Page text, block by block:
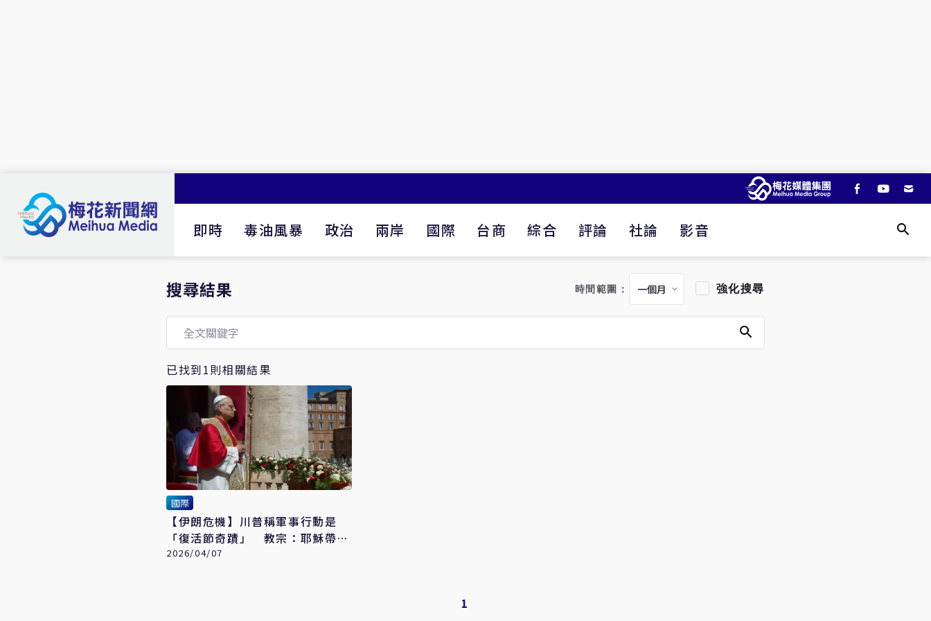
即時 毒油風暴 政治 兩岸 國際 台商 綜合 評論 社論 影音
搜尋結果 時間範圍： 強化搜尋
已找到1則相關結果
國際
【伊朗危機】川普稱軍事行動是
「復活節奇蹟」 教宗：耶穌帶來
的是和平
2026/04/07
1